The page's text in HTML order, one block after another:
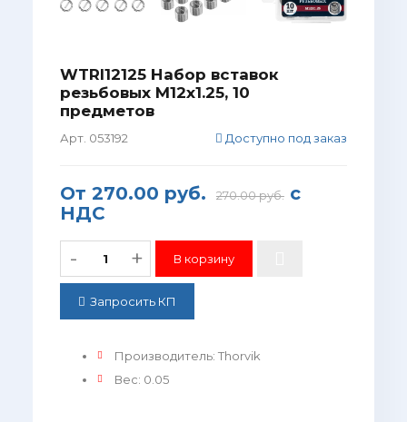
WTRI12125 Набор вставок
резьбовых M12x1.25, 10
предметов
Арт. 053192 Доступно под заказ
От 270.00 руб. 270.00 руб.с
НДС
- +
Запросить КП
Производитель: Thorvik
Вес: 0.05